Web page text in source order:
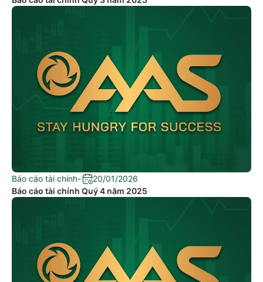
Báo cáo tài chính-
20/01/2026
Báo cáo tài chính Quý 4 năm 2025